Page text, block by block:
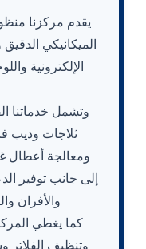
يقدم مركزنا
الميكانيكي
الإلكترونية
وتشمل خدماتنا
ثلاجات وديب
ومعالجة أعطال
إلى جانب توفير
والأفران
كما يغطي
وتنظيف الفلاتر